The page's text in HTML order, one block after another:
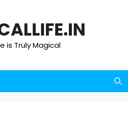
is Truly Magical